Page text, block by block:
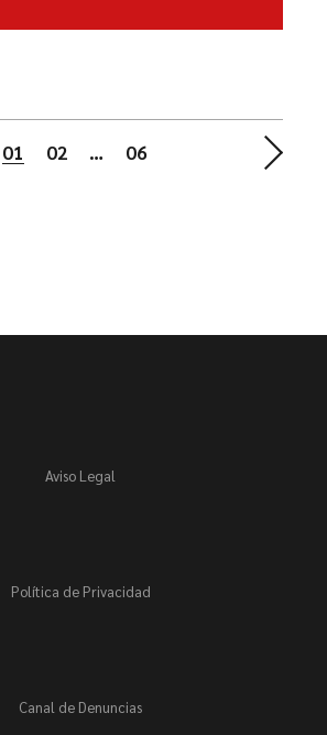
01 02 … 06
Aviso Legal
Política de Privacidad
Canal de Denuncias